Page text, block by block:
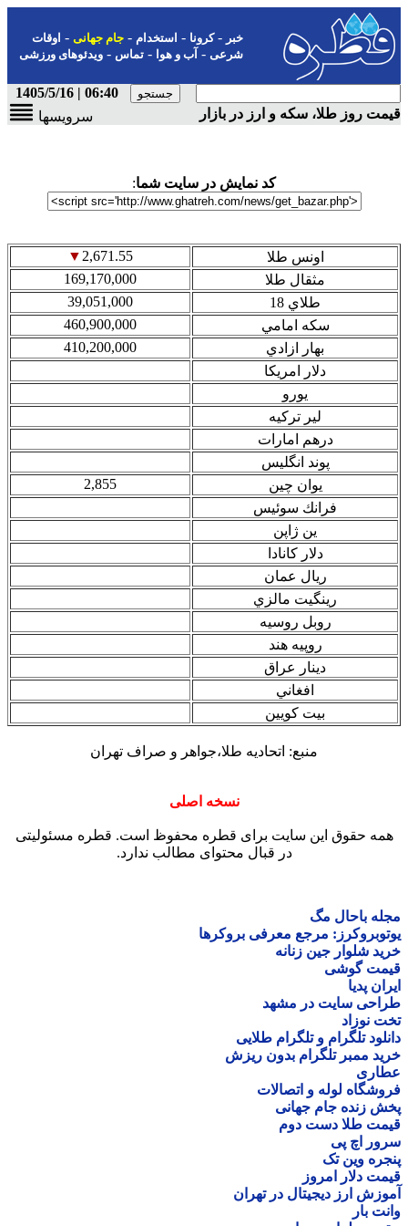
خبر -کرونا - استخدام - جام جهانی - اوقات
شرعی - آب و هوا - تماس - ویدئوهای ورزشی
06:40 | 1405/5/16
قیمت روز طلا، سکه و ارز در بازار
سرویسها
كد نمايش در سايت شما:
اونس طلا 2,671.55
▼
مثقال طلا
169,170,000
طلاي 18
39,051,000
سكه امامي
460,900,000
بهار ازادي
410,200,000
دلار امريكا
يورو
لير تركيه
درهم امارات
پوند انگليس
يوان چين
2,855
فرانك سوئيس
ين ژاپن
دلار كانادا
ريال عمان
رينگيت مالزي
روبل روسيه
روپيه هند
دينار عراق
افغاني
بيت كويين
منبع: اتحاديه طلا،جواهر و صراف تهران
نسخه اصلی
همه حقوق این سایت برای قطره محفوظ است. قطره مسئولیتی
در قبال محتوای مطالب ندارد.
مجله باحال مگ
یوتوبروکرز: مرجع معرفی بروکرها
خرید شلوار جین زنانه
قیمت گوشی
ایران پدیا
طراحی سایت در مشهد
تخت نوزاد
دانلود تلگرام و تلگرام طلایی
خرید ممبر تلگرام بدون ریزش
عطاری
فروشگاه لوله و اتصالات
پخش زنده جام جهانی
قیمت طلا دست دوم
سرور اچ پی
پنجره وین تک
قیمت دلار امروز
آموزش ارز دیجیتال در تهران
وانت بار